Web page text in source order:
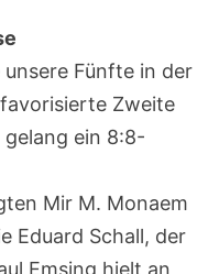
Fünfte in der
Zweite
ein 8:8-
Mir M. Monaem
Eduard Schall, der
Emsing hielt an